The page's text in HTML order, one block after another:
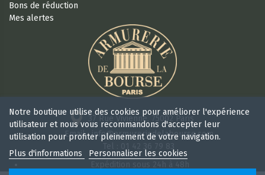
Bons de réduction
Mes alertes
37 Rue Vivienne, 75002 Paris
Email : info@armureriedelabourse.com
Notre boutique utilise des cookies pour améliorer l'expérience
utilisateur et nous vous recommandons d'accepter leur
utilisation pour profiter pleinement de votre navigation.
Plus d'informations
Personnaliser les cookies